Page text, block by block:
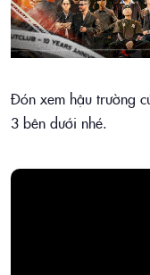
Đón xem hậu trường
3 bên dưới nhé.